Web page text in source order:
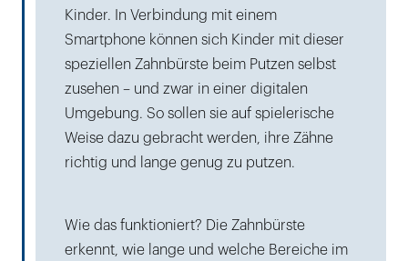
Kinder. In Verbindung mit einem
Smartphone können sich Kinder mit dieser
speziellen Zahnbürste beim Putzen selbst
zusehen – und zwar in einer digitalen
Umgebung. So sollen sie auf spielerische
Weise dazu gebracht werden, ihre Zähne
richtig und lange genug zu putzen.
Wie das funktioniert? Die Zahnbürste
erkennt, wie lange und welche Bereiche im